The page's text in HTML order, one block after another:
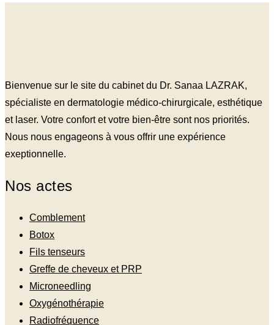
Bienvenue sur le site du cabinet du Dr. Sanaa LAZRAK,
spécialiste en dermatologie médico-chirurgicale, esthétique
et laser. Votre confort et votre bien-être sont nos priorités.
Nous nous engageons à vous offrir une expérience
exeptionnelle.
Nos actes
Comblement
Botox
Fils tenseurs
Greffe de cheveux et PRP
Microneedling
Oxygénothérapie
Radiofréquence